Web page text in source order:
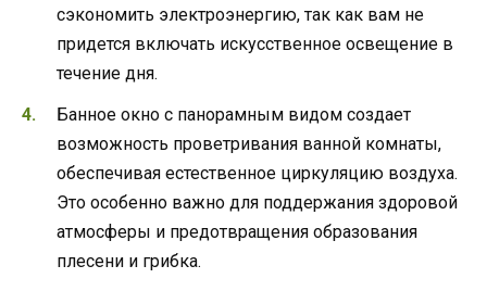
сэкономить электроэнергию, так как вам не
придется включать искусственное освещение в
течение дня.
Банное окно с панорамным видом создает
возможность проветривания ванной комнаты,
обеспечивая естественное циркуляцию воздуха.
Это особенно важно для поддержания здоровой
атмосферы и предотвращения образования
плесени и грибка.